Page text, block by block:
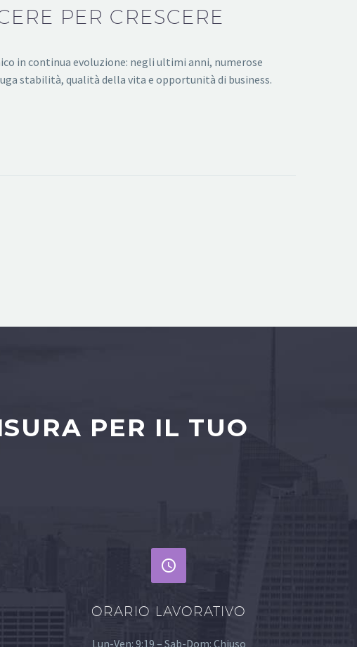
PER CRESCERE
in continua evoluzione: negli ultimi anni, numerose
stabilità, qualità della vita e opportunità di business.
PER IL TUO


ORARIO LAVORATIVO
Lun-Ven: 9:19 – Sab-Dom: Chiuso